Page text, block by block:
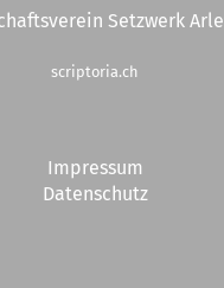
Setzwerk
scriptoria.ch
Impressum
Datenschutz